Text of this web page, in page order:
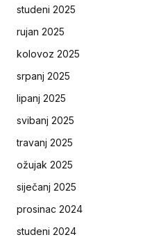
studeni 2025
rujan 2025
kolovoz 2025
srpanj 2025
lipanj 2025
svibanj 2025
travanj 2025
ožujak 2025
siječanj 2025
prosinac 2024
studeni 2024